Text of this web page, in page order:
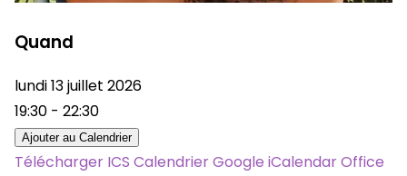
Quand
lundi 13 juillet 2026
19:30 - 22:30
Ajouter au Calendrier
Télécharger ICS Calendrier Google iCalendarOffice